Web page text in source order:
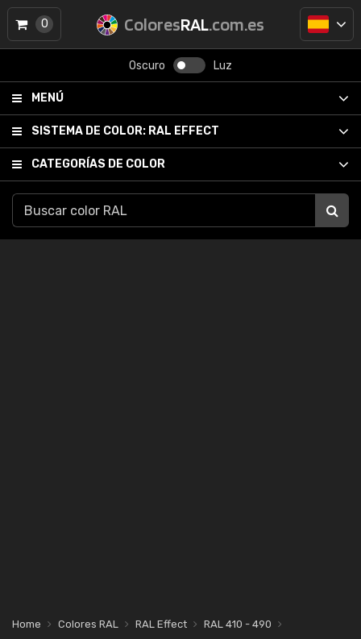
ColoresRAL.com.es
Oscuro Luz
MENÚ
SISTEMA DE COLOR: RAL EFFECT
CATEGORÍAS DE COLOR
0
Home Colores RAL RAL Effect
RAL 410 - 490